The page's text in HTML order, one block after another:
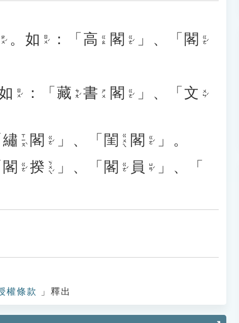
ㄓㄨˊ 。 如 ㄖㄨˊ ：「 高 ㄍㄠ 閣 ㄍㄜˊ 」、「 閣 ㄍㄜˊ
ㄖㄨˊ ：「 藏 ㄘㄤˊ 書 ㄕㄨ 閣 ㄍㄜˊ 」、「文 ㄨㄣˊ
繡 ㄒㄧㄡˋ 閣 ㄍㄜˊ 」、「 閨 ㄍㄨㄟ 閣 ㄍㄜˊ
」。
閣 ㄍㄜˊ 揆 ㄎㄨㄟˊ 」、「 閣 ㄍㄜˊ 員 ㄩㄢˊ
」、「
權條款 」釋出